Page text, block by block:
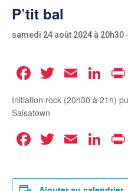
P’tit bal
samedi 24 août 2024 à 20h30 -
Facebook
Twitter
Email
Initiation rock (20h30 à 21h)
Salsatown
Facebook
Twitter
Email